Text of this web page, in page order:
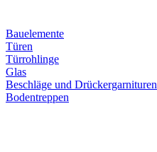
Bauelemente
Türen
Türrohlinge
Glas
Beschläge und Drückergarnituren
Bodentreppen